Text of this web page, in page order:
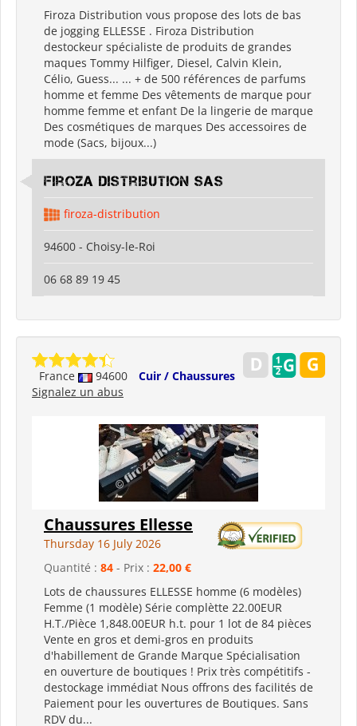
Firoza Distribution vous propose des lots de bas
de jogging ELLESSE . Firoza Distribution
destockeur spécialiste de produits de grandes
maques Tommy Hilfiger, Diesel, Calvin Klein,
Célio, Guess... ... + de 500 références de parfums
homme et femme Des vêtements de marque pour
homme femme et enfant De la lingerie de marque
Des cosmétiques de marques Des accessoires de
mode (Sacs, bijoux...)
Firoza Distribution SAS
firoza-distribution
94600 - Choisy-le-Roi
06 68 89 19 45
France 94600
Cuir / Chaussures
Signalez un abus
Chaussures Ellesse
Thursday 16 July 2026
Quantité : 84 - Prix : 22,00 €
Lots de chaussures ELLESSE homme (6 modèles)
Femme (1 modèle) Série complètte 22.00EUR
H.T./Pièce 1,848.00EUR h.t. pour 1 lot de 84 pièces
Vente en gros et demi-gros en produits
d'habillement de Grande Marque Spécialisation
en ouverture de boutiques ! Prix très compétitifs -
destockage immédiat Nous offrons des facilités de
Paiement pour les ouvertures de Boutiques. Sans
RDV du...